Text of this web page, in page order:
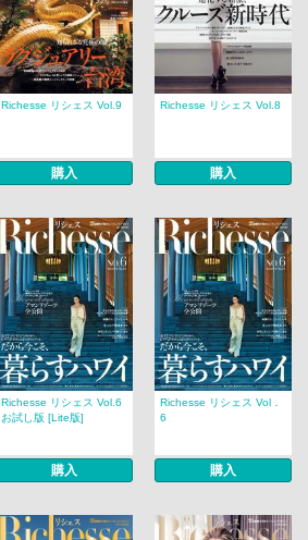
Richesse リシェス Vol.9
購入
Richesse リシェス Vol.8
購入
Richesse リシェス Vol.6
お試し版 [Lite版]
購入
Richesse リシェス Vol．
6
購入